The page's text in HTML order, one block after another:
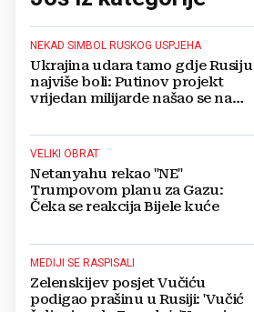
NEKAD SIMBOL RUSKOG USPJEHA
Ukrajina udara tamo gdje Rusiju
najviše boli: Putinov projekt
vrijedan milijarde našao se na
VELIKI OBRAT
Netanyahu rekao "NE"
Trumpovom planu za Gazu:
Čeka se reakcija Bijele kuće
MEDIJI SE RASPISALI
Zelenskijev posjet Vučiću
podigao prašinu u Rusiji: 'Vučić